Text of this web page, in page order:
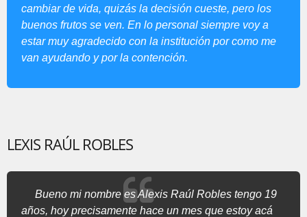
cambiar de vida, quizás la decisión cueste, pero los
buenos frutos se ven. En lo personal siempre voy a
estar muy agradecido con la institución por como me
van ayudando y por la contención.
LEXIS RAÚL ROBLES
Bueno mi nombre es Alexis Raúl Robles tengo 19
años, hoy precisamente hace un mes que estoy acá